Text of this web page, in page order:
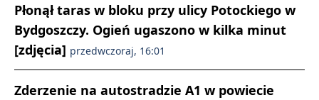
Płonął taras w bloku przy ulicy Potockiego w
Bydgoszczy. Ogień ugaszono w kilka minut
[zdjęcia] przedwczoraj, 16:01
Zderzenie na autostradzie A1 w powiecie